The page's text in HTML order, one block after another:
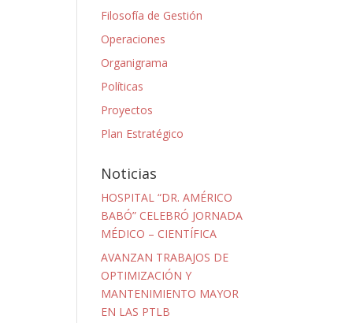
Filosofía de Gestión
Operaciones
Organigrama
Políticas
Proyectos
Plan Estratégico
Noticias
HOSPITAL “DR. AMÉRICO
BABÓ” CELEBRÓ JORNADA
MÉDICO – CIENTÍFICA
AVANZAN TRABAJOS DE
OPTIMIZACIÓN Y
MANTENIMIENTO MAYOR
EN LAS PTLB